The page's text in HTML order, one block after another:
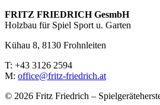
FRITZ FRIED­RICH GesmbH
Holzbau für Spiel Sport u. Garten
Kühau 8, 8130 Frohn­leiten
T: +43 3126 2594
M: office@fritz-fried­rich.at
© 2026 Fritz Friedrich –